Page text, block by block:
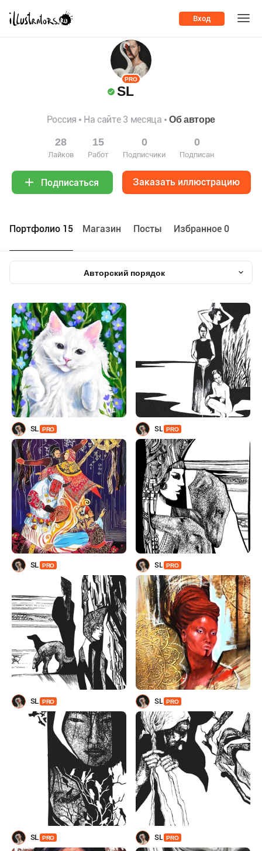
Вход
PRO
SL
Россия На сайте 3 месяца Об авторе
28
Лайков
15
Работ
0
Подписчики
0
Подписан
Подписаться Заказать иллюстрацию
Портфолио 15 Maгазин Посты Избранное 0
Авторский порядок
SL PRO SL PRO
SL PRO SL PRO
SL PRO SL PRO
SL PRO SL PRO